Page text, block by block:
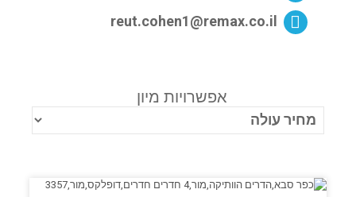
reut.cohen1@remax.co.il
אפשרויות מיון